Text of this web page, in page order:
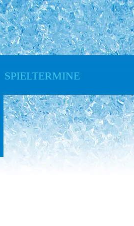
SPIELTERMINE